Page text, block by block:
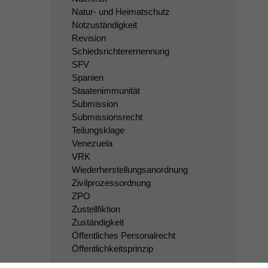
Natur- und Heimatschutz
Notzuständigkeit
Revision
Schiedsrichterernennung
SFV
Spanien
Staatenimmunität
Submission
Submissionsrecht
Teilungsklage
Venezuela
VRK
Wiederherstellungsanordnung
Zivilprozessordnung
ZPO
Zustellfiktion
Zuständigkeit
Öffentliches Personalrecht
Öffentlichkeitsprinzip